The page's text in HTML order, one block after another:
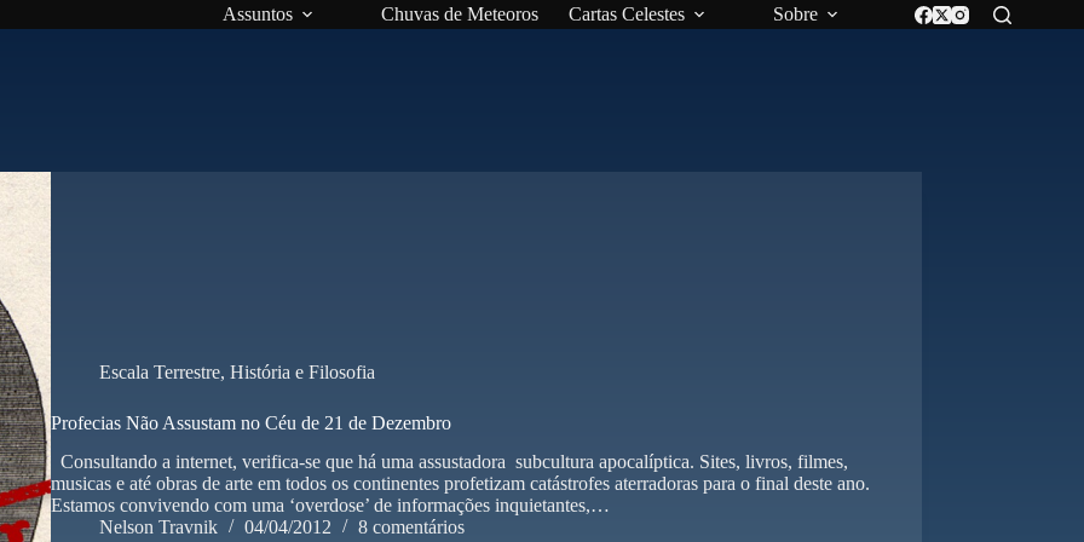
Assuntos Chuvas de Meteoros Cartas Celestes Sobre
Escala Terrestre, História e Filosofia
Profecias Não Assustam no Céu de 21 de Dezembro
Consultando a internet, verifica-se que há uma assustadora subcultura apocalíptica. Sites, livros, filmes,
musicas e até obras de arte em todos os continentes profetizam catástrofes aterradoras para o final deste ano.
Estamos convivendo com uma ‘overdose’ de informações inquietantes,…
Nelson Travnik
04/04/2012 8 comentários